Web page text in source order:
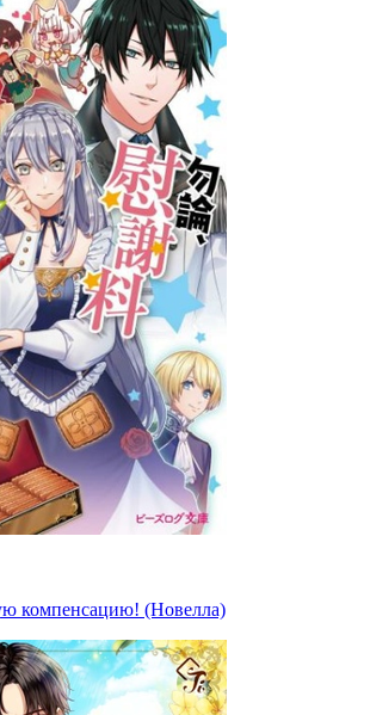
компенсацию! (Новелла)